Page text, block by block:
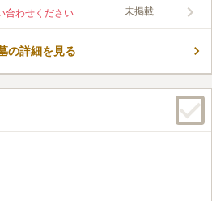
明治7年に開設されました。自然が豊富な
ちのお墓がある霊園としても知られてお
が高いので 供花や線香は近くのスーパー
合わせください 未掲載
の詳細を見る